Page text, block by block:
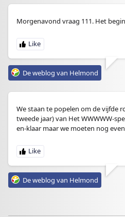
Morgenavond vraag 111. Het
De weblog van Helmond
We staan te popelen om de vijfde
tweede jaar) van Het WWWWW-
en-klaar maar we moeten nog
De weblog van Helmond